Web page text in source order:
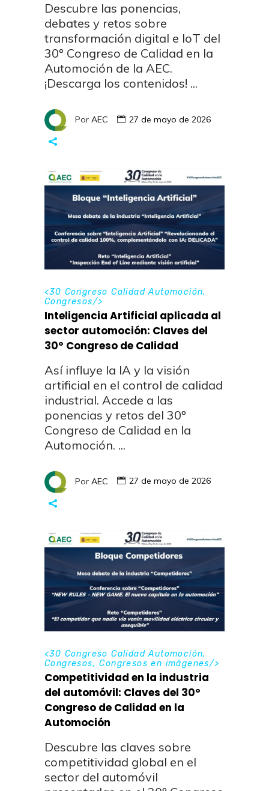
Descubre las ponencias,
debates y retos sobre
transformación digital e IoT del
30º Congreso de Calidad en la
Automoción de la AEC.
¡Descarga los contenidos!
Por AEC 27 de mayo de 2026
<30 Congreso Calidad Automoción,
Congresos/>
Inteligencia Artificial aplicada al
sector automoción: Claves del
30º Congreso de Calidad
Así influye la IA y la visión
artificial en el control de calidad
industrial. Accede a las
ponencias y retos del 30º
Congreso de Calidad en la
Automoción.
Por AEC 27 de mayo de 2026
<30 Congreso Calidad Automoción,
Congresos,Congresos en imágenes/>
Competitividad en la industria
del automóvil: Claves del 30º
Congreso de Calidad en la
Automoción
Descubre las claves sobre
competitividad global en el
sector del automóvil